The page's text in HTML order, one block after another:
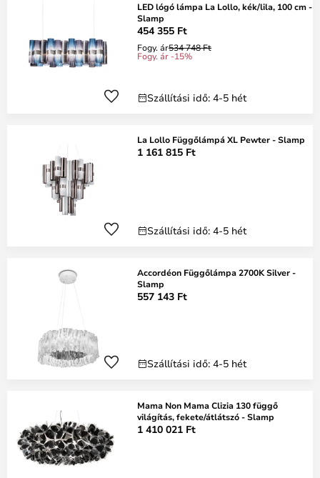
LED lógó lámpa La Lollo, kék/lila, 100 cm -
Slamp
454 355 Ft
Fogy. ár534 748 Ft
Fogy. ár -15%
Szállítási idő: 4-5 hét
La Lollo Függőlámpá XL Pewter - Slamp
1 161 815 Ft
Szállítási idő: 4-5 hét
Accordéon Függőlámpa 2700K Silver -
Slamp
557 143 Ft
Szállítási idő: 4-5 hét
Mama Non Mama Clizia 130 függő
világítás, fekete/átlátszó - Slamp
1 410 021 Ft